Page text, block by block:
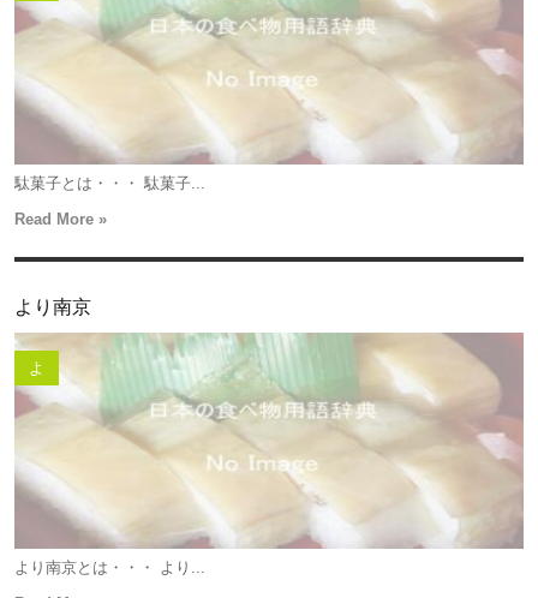
駄菓子とは・・・ 駄菓子...
Read More »
より南京
よ
より南京とは・・・ より...